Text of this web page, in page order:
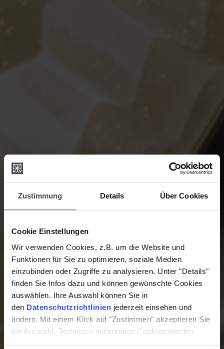
Zustimmung Details Über Cookies
Cookie Einstellungen
Wir verwenden Cookies, z.B. um die Website und
Funktionen für Sie zu optimieren, soziale Medien
einzubinden oder Zugriffe zu analysieren. Unter "Details"
finden Sie Infos dazu und können gewünschte Cookies
auswählen. Ihre Auswahl können Sie in
den Datenschutzrichtlinien jederzeit einsehen und
ändern. Mit einem Klick auf "Zustimmen" akzeptieren Sie
die Auswahl. Technisch notwendige Cookies werden